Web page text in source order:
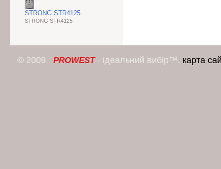
STRONG STR4125
STRONG STR4125
© 2009 PROWEST- ідеальний вибір™. карта